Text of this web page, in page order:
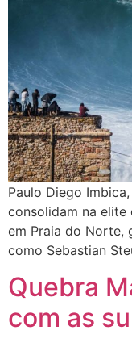
Paulo Diego
consolidam na elite
em Praia do Norte,
como Sebastian
Quebra
com as